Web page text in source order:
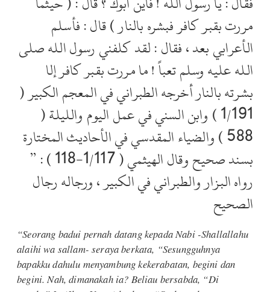
مررت بقبر كافر فبشره بالنار ) قال : فأسلم
الأعرابي بعد ، فقال : لقد كلفني رسول الله صلى
الله عليه وسلم تعباً ! ما مررت بقبر كافر إلا
بشرته بالنار أخرجه الطبراني في المعجم الكبير (
1/191 ) وابن السني في عمل اليوم والليلة (
588 ) والضياء المقدسي في الأحاديث المختارة
بسند صحيح وقال الهيثمي ( 1/117-118 ) : ”
رواه البزار والطبراني في الكبير ، ورجاله رجال
الصحيح
“Seorang badui pernah datang kepada Nabi -Shallallahu
alaihi wa sallam- seraya berkata, “Sesungguhnya
bapakku dahulu menyambung kekerabatan, begini dan
begini. Nah, dimanakah ia? Beliau bersabda, “Di